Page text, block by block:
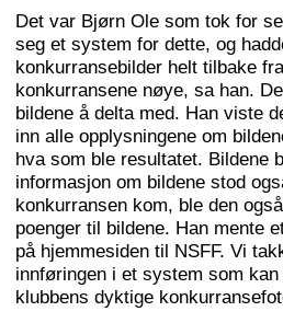
Det var Bjørn Ole som tok for
seg et system for dette, og
konkurransebilder helt tilbake
konkurransene nøye, sa han.
bildene å delta med. Han viste
inn alle opplysningene om
hva som ble resultatet. Bildene
informasjon om bildene stod
konkurransen kom, ble den
poenger til bildene. Han mente
på hjemmesiden til NSFF. Vi
innføringen i et system som
klubbens dyktige